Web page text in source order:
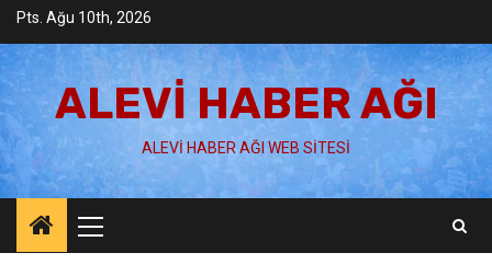
Skip
content
Pts. Ağu 10th, 2026
ALEVI HABER AĞI
ALEVI HABER AĞI WEB SITESI
Menu